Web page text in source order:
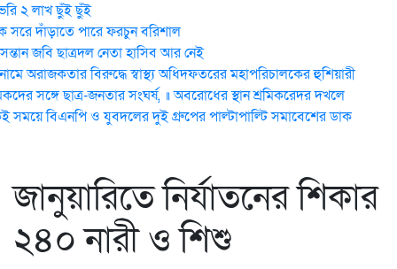
২ লাখ ছুঁই ছুঁই
সরে দাঁড়াতে পারে ফরচুন বরিশাল
জবি ছাত্রদল নেতা হাসিব আর নেই
অরাজকতার বিরুদ্ধে স্বাস্থ্য অধিদফতরের মহাপরিচালকের হুশিয়ারী
সঙ্গে ছাত্র-জনতার সংঘর্ষ, ॥ অবরোধের স্থান শ্রমিকরেদর দখলে
সময়ে বিএনপি ও যুবদলের দুই গ্রুপের পাল্টাপাল্টি সমাবেশের ডাক
জানুয়ারিতে নির্যাতনের শিকার
২৪০ নারী ও শিশু